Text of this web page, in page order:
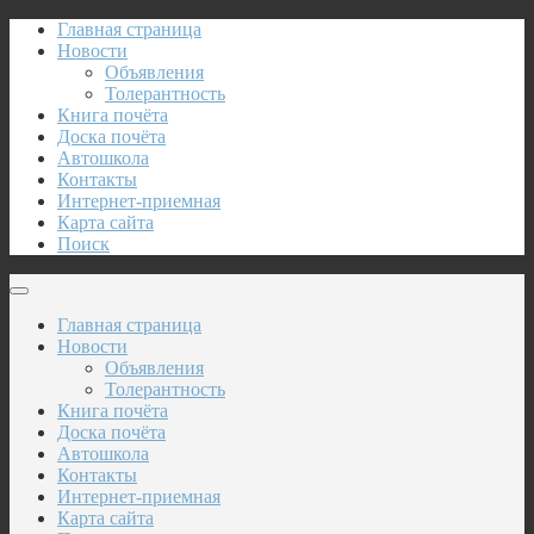
Главная страница
Новости
Объявления
Толерантность
Книга почёта
Доска почёта
Автошкола
Контакты
Интернет-приемная
Карта сайта
Поиск
Главная страница
Новости
Объявления
Толерантность
Книга почёта
Доска почёта
Автошкола
Контакты
Интернет-приемная
Карта сайта